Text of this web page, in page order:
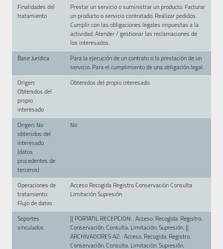
Finalidades del
tratamiento
Prestar un servicio o suministrar un producto. Facturar
un producto o servicio contratado. Realizar pedidos.
Cumplir con las obligaciones legales impuestas a la
actividad. Atender / gestionar las reclamaciones de
los interesados.
Base Jurídica
Para la ejecución de un contrato o la prestación de un
servicio. Para el cumplimiento de una obligación legal.
Origen:
Obtenidos del
propio
interesado
Obtenidos del propio interesado.
Origen: No
obtenidos del
interesado
(datos
procedentes de
terceros)
No
Operaciones de
tratamiento:
Flujo de datos
Acceso Recogida Registro Conservación Consulta
Limitación Supresión
Soportes
vinculados
|| PORTATIL RECEPCION: . Acceso. Recogida. Registro.
Conservación. Consulta. Limitación. Supresión. ||
ARCHIVADORES AZ: . Acceso. Recogida. Registro.
Conservación. Consulta. Limitación. Supresión.